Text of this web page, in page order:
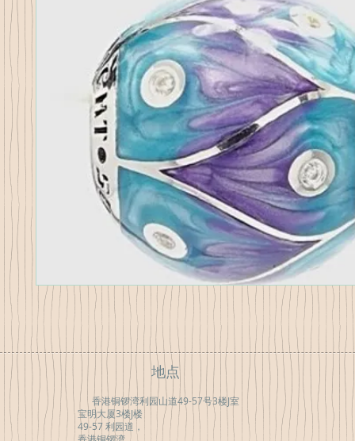
地点
香港铜锣湾利园山道49-57号3楼J室
宝明大厦3楼J楼
49-57 利园道，